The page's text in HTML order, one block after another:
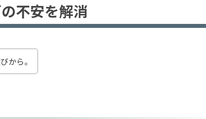
不安を解消
から。